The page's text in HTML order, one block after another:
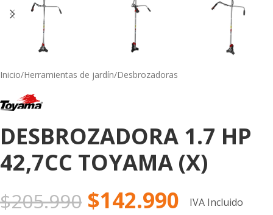
Inicio/Herramientas de jardín/Desbrozadoras
DESBROZADORA 1.7 HP
42,7CC TOYAMA (X)
$205.990 $142.990 IVA Incluido